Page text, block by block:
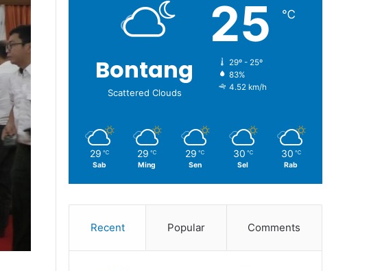
Bontang
Scattered Clouds
25 ℃
29º - 25º
83%
4.52 km/h
29 ℃
Sab
29 ℃
Ming
29 ℃
Sen
30 ℃
Sel
30 ℃
Rab
Recent Popular Comments